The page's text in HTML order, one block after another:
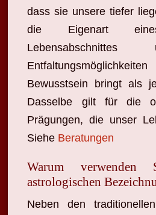
dass sie unsere tiefer
die Eigenart
Bewusstsein bringt als
Dasselbe gilt für die
Prägungen, die unser
Siehe Beratungen
Warum
astrologischen
Neben den